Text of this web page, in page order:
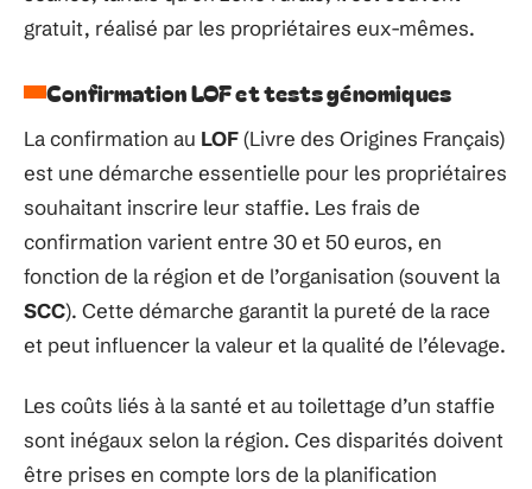
gratuit, réalisé par les propriétaires eux-mêmes.
Confirmation LOF et tests génomiques
La confirmation au LOF(Livre des Origines Français)
est une démarche essentielle pour les propriétaires
souhaitant inscrire leur staffie. Les frais de
confirmation varient entre 30 et 50 euros, en
fonction de la région et de l’organisation (souvent la
SCC). Cette démarche garantit la pureté de la race
et peut influencer la valeur et la qualité de l’élevage.
Les coûts liés à la santé et au toilettage d’un staffie
sont inégaux selon la région. Ces disparités doivent
être prises en compte lors de la planification